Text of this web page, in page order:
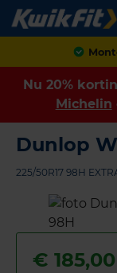
Nu 20%
Michelin
Dunlop
225/50R17 98H
€ 185,00